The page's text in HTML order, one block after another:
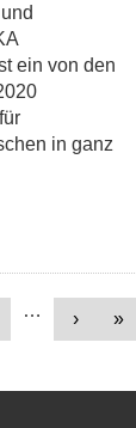
ein von den
in ganz
… › »